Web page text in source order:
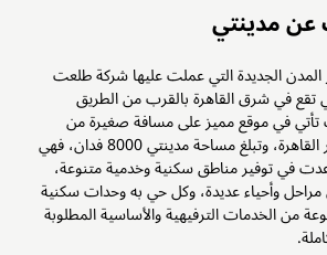
عن مدينتي
الجديدة التي عملت عليها شركة طلعت
في شرق القاهرة بالقرب من الطريق
تأتي في موقع مميز على مسافة صغيرة من
العاصمة الإدارية ومطار القاهرة، وتبلغ مساحة مدينتي 8000 فدان، فهي
في توفير مناطق سكنية وخدمية متنوعة،
وأحياء عديدة، وكل حي به وحدات سكنية
من الخدمات الترفيهية والأساسية المطلوبة